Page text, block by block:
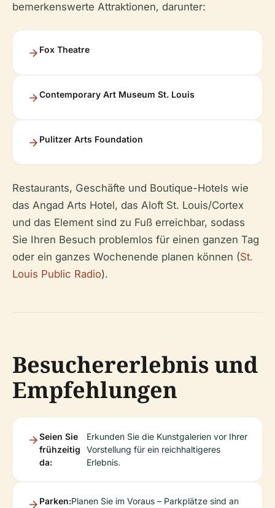
bemerkenswerte Attraktionen, darunter:
Fox Theatre
Contemporary Art Museum St. Louis
Pulitzer Arts Foundation
Restaurants, Geschäfte und Boutique-Hotels wie
das Angad Arts Hotel, das Aloft St. Louis/Cortex
und das Element sind zu Fuß erreichbar, sodass
Sie Ihren Besuch problemlos für einen ganzen Tag
oder ein ganzes Wochenende planen können (St.
Louis Public Radio).
Besuchererlebnis und
Empfehlungen
Seien Sie
frühzeitig
da:
Erkunden Sie die Kunstgalerien vor Ihrer
Vorstellung für ein reichhaltigeres
Erlebnis.
Parken:Planen Sie im Voraus – Parkplätze sind an